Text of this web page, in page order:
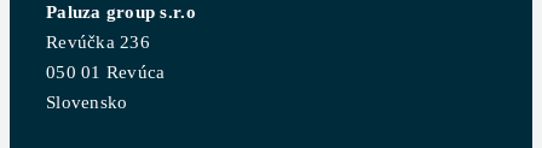
Paluza group s.r.o
Revúčka 236
050 01 Revúca
Slovensko